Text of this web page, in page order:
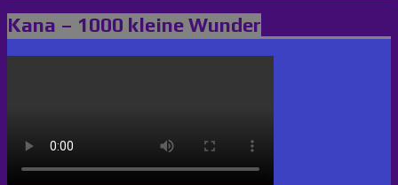
Kana – 1000 kleine Wunder